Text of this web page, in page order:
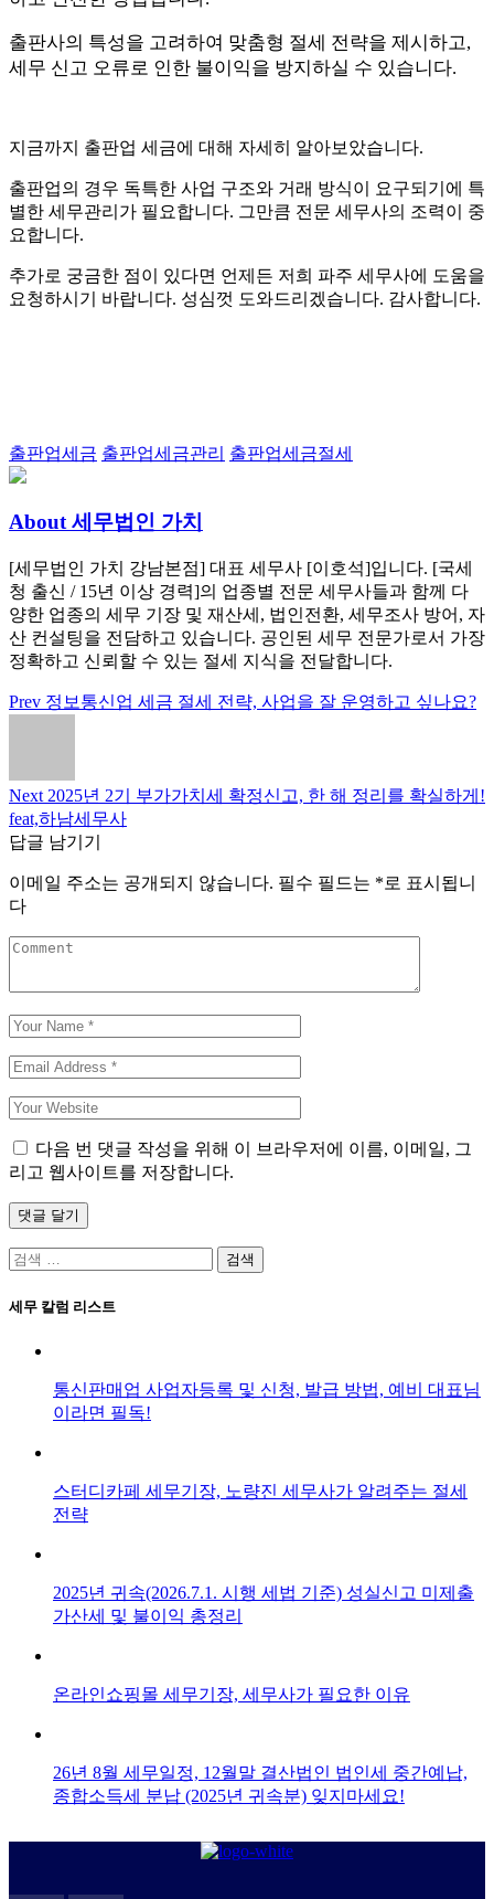
출판사의 특성을 고려하여 맞춤형 절세 전략을 제시하고,
세무 신고 오류로 인한 불이익을 방지하실 수 있습니다.
지금까지 출판업 세금에 대해 자세히 알아보았습니다.
출판업의 경우 독특한 사업 구조와 거래 방식이 요구되기에 특
별한 세무관리가 필요합니다. 그만큼 전문 세무사의 조력이 중
요합니다.
추가로 궁금한 점이 있다면 언제든 저희 파주 세무사에 도움을
요청하시기 바랍니다. 성심껏 도와드리겠습니다. 감사합니다.
Tags:
출판업세금 출판업세금관리 출판업세금절세
About 세무법인 가치
[세무법인 가치 강남본점] 대표 세무사 [이호석]입니다. [국세
청 출신 / 15년 이상 경력]의 업종별 전문 세무사들과 함께 다
양한 업종의 세무 기장 및 재산세, 법인전환, 세무조사 방어, 자
산 컨설팅을 전담하고 있습니다. 공인된 세무 전문가로서 가장
정확하고 신뢰할 수 있는 절세 지식을 전달합니다.
글
색
Prev 정보통신업 세금 절세 전략, 사업을 잘 운영하고 싶나요?
Next 2025년 2기 부가가치세 확정신고, 한 해 정리를 확실하게!
feat,하남세무사
답글 남기기
이메일 주소는 공개되지 않습니다. 필수 필드는 *로 표시됩니
다
다음 번 댓글 작성을 위해 이 브라우저에 이름, 이메일, 그
리고 웹사이트를 저장합니다.
댓글 달기
검
세무 칼럼 리스트
통신판매업 사업자등록 및 신청, 발급 방법, 예비 대표님
이라면 필독!
스터디카페 세무기장, 노량진 세무사가 알려주는 절세
전략
2025년 귀속(2026.7.1. 시행 세법 기준) 성실신고 미제출
가산세 및 불이익 총정리
온라인쇼핑몰 세무기장, 세무사가 필요한 이유
26년 8월 세무일정, 12월말 결산법인 법인세 중간예납,
종합소득세 분납 (2025년 귀속분) 잊지마세요!